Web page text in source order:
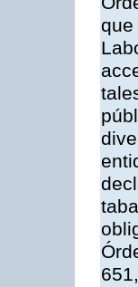
que